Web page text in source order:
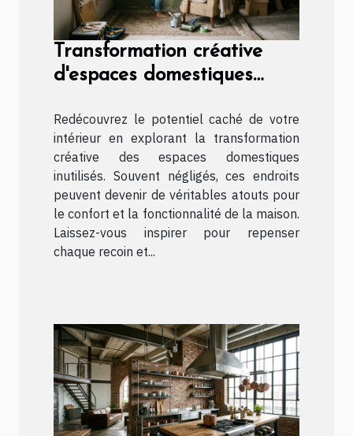
Transformation créative
d'espaces domestiques
Redécouvrez le potentiel caché de votre
intérieur en explorant la transformation
créative des espaces domestiques
inutilisés. Souvent négligés, ces endroits
peuvent devenir de véritables atouts pour
le confort et la fonctionnalité de la maison.
Laissez-vous inspirer pour repenser
chaque recoin et...